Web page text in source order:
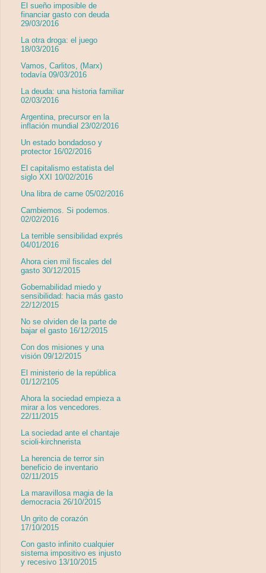
El sueño imposible de
financiar gasto con deuda
29/03/2016
La otra droga: el juego
18/03/2016
Vamos, Carlitos, (Marx)
todavía 09/03/2016
La deuda: una historia familiar
02/03/2016
Argentina, precursor en la
inflación mundial 23/02/2016
Un estado bondadoso y
protector 16/02/2016
El capitalismo estatista del
siglo XXI 10/02/2016
Una libra de carne 05/02/2016
Cambiemos. Si podemos.
02/02/2016
La terrible sensibilidad exprés
04/01/2016
Ahora cien mil fiscales del
gasto 30/12/2015
Gobernabilidad miedo y
sensibilidad: hacia más gasto
22/12/2015
No se olviden de la parte de
bajar el gasto 16/12/2015
Con dos misiones y una
visión 09/12/2015
El ministerio de la república
01/12/2105
Ahora la sociedad empieza a
mirar a los vencedores.
22/11/2015
La sociedad ante el chantaje
scioli-kirchnerista
La herencia de terror sin
beneficio de inventario
02/11/2015
La maravillosa magia de la
democracia 26/10/2015
Un grito de corazón
17/10/2015
Con gasto infinito cualquier
sistema impositivo es injusto
y recesivo 13/10/2015